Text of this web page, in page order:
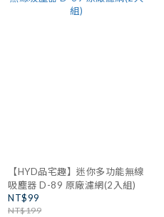
【HYD品宅趣】迷你多功能無線
吸塵器 D-89 原廠濾網(2入組)
NT$99
NT$199